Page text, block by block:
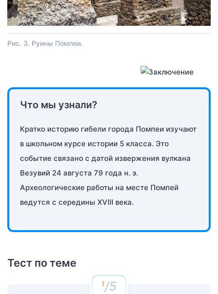
Рис. 3. Руины Помпеи.
Что мы узнали?
Кратко историю гибели города Помпеи изучают
в школьном курсе истории 5 класса. Это
событие связано с датой извержения вулкана
Везувий 24 августа 79 года н. э.
Археологические работы на месте Помпей
ведутся с середины XVIII века.
Тест по теме
/5